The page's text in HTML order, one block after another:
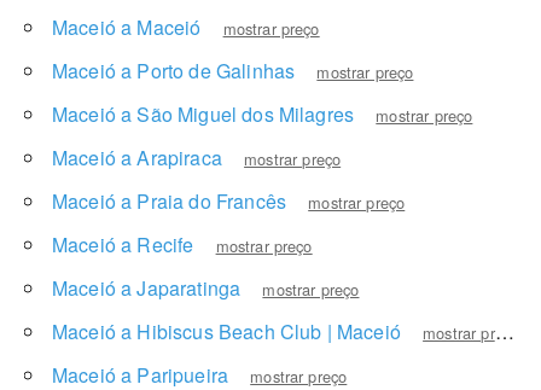
Maceió a Maceió mostrar preço
Maceió a Porto de Galinhas mostrar preço
Maceió a São Miguel dos Milagres mostrar preço
Maceió a Arapiraca mostrar preço
Maceió a Praia do Francês mostrar preço
Maceió a Recife mostrar preço
Maceió a Japaratinga mostrar preço
Maceió a Hibiscus Beach Club | Maceió mostrar preço
Maceió a Paripueira mostrar preço